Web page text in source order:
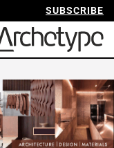
SUBSCRIBE